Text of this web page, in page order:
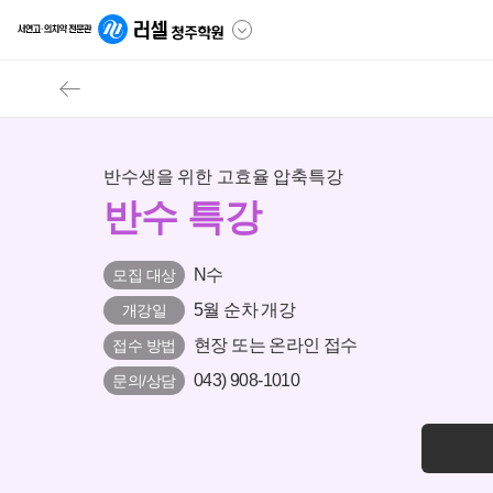
반수생을 위한 고효율 압축특강
반수 특강
모집 대상 N수
개강일 5월 순차 개강
접수 방법 현장 또는 온라인 접수
문의/상담 043) 908-1010